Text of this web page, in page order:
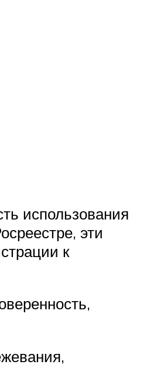
использования
эти
к